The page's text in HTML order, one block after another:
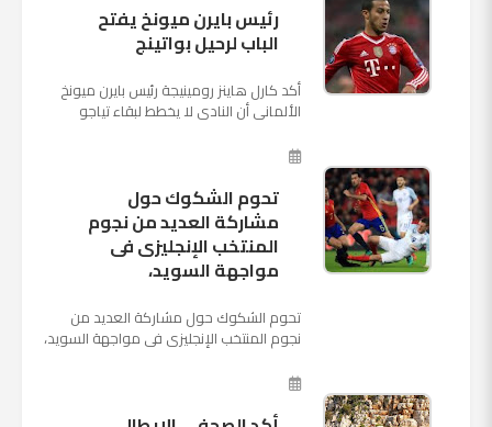
رئيس بايرن ميونخ يفتح
الباب لرحيل بواتينج
أكد كارل هاينز رومينيجة رئيس بايرن ميونخ
الألمانى أن النادى لا يخطط لبقاء تياجو
وأنه سيستم...
تحوم الشكوك حول
مشاركة العديد من نجوم
المنتخب الإنجليزى فى
مواجهة السويد،
تحوم الشكوك حول مشاركة العديد من
نجوم المنتخب الإنجليزى فى مواجهة السويد،
ملعب "كوزموس آ...